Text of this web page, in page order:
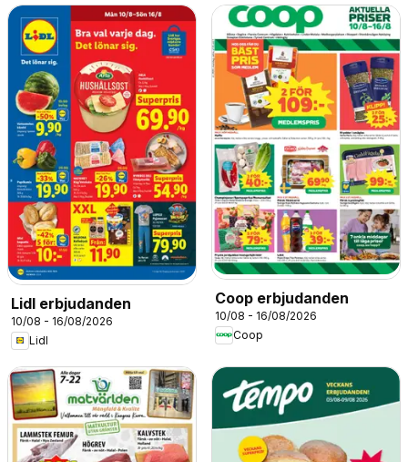
Lidl erbjudanden
10/08 - 16/08/2026
Lidl
Coop erbjudanden
10/08 - 16/08/2026
Coop